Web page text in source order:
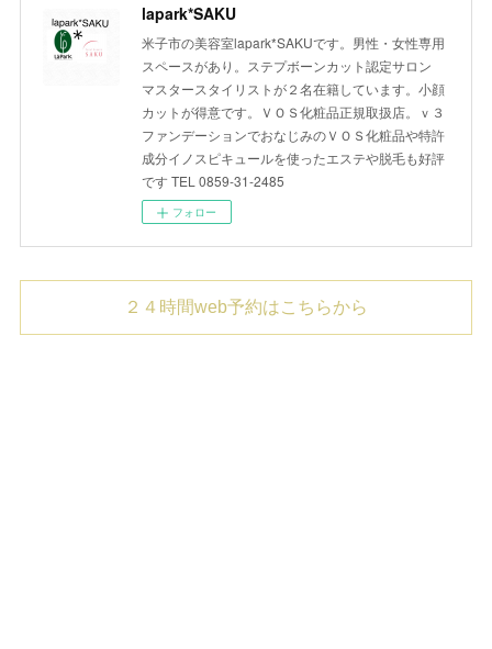
lapark*SAKU
米子市の美容室lapark*SAKUです。男性・女性専用
スペースがあり。ステプボーンカット認定サロン
マスタースタイリストが２名在籍しています。小顔
カットが得意です。ＶＯＳ化粧品正規取扱店。ｖ３
ファンデーションでおなじみのＶＯＳ化粧品や特許
成分イノスピキュールを使ったエステや脱毛も好評
です TEL 0859-31-2485
フォロー
２４時間web予約はこちらから